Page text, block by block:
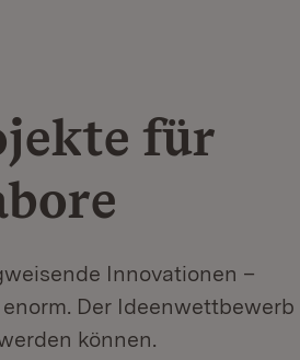
für
Innovationen –
Der Ideenwettbewerb
können.